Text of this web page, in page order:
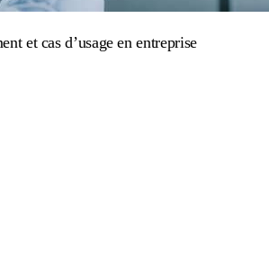
et cas d’usage en entreprise